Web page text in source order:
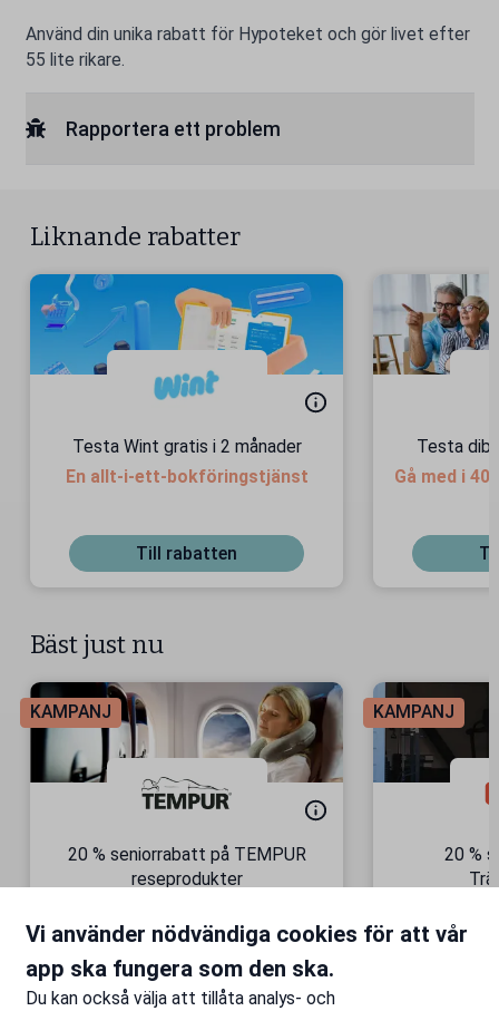
Använd din unika rabatt för Hypoteket och gör livet efter
55 lite rikare.
Rapportera ett problem
Liknande rabatter
Testa Wint gratis i 2 månader
En allt-i-ett-bokföringstjänst
Till rabatten
Testa
Gå med i
Bäst just nu
KAMPANJ
20 % seniorrabatt på TEMPUR
reseprodukter
är!
Till rabatten
KAMPANJ
20 %
Vi använder nödvändiga cookies för att vår
app ska fungera som den ska.
Du kan också välja att tillåta analys- och